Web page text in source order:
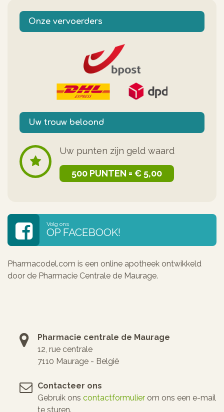
Onze vervoerders
Uw trouw beloond
Uw punten zijn geld waard
500 PUNTEN = € 5,00
Volg ons
OP FACEBOOK!
Pharmacodel.com is een online apotheek ontwikkeld
door de Pharmacie Centrale de Maurage.
Pharmacie centrale de Maurage
12, rue centrale
7110 Maurage - België
Contacteer ons
Gebruik ons contactformulier om ons een e-mail
te sturen.